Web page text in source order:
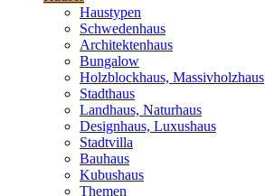
Haustypen
Schwedenhaus
Architektenhaus
Bungalow
Holzblockhaus, Massivholzhaus
Stadthaus
Landhaus, Naturhaus
Designhaus, Luxushaus
Stadtvilla
Bauhaus
Kubushaus
Themen